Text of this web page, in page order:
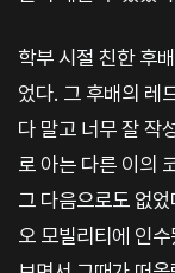
학부 시절 친한 후
었다. 그 후배의 레
다 말고 너무 잘 작
로 아는 다른 이의
그 다음으로도 없
오 모빌리티에 인